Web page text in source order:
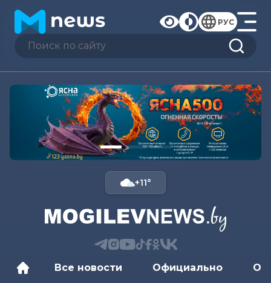
РУС
+11°
Все новости Официально